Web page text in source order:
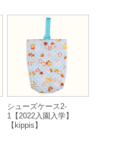
シューズケース2-
1【2022入園入学】
【kippis】